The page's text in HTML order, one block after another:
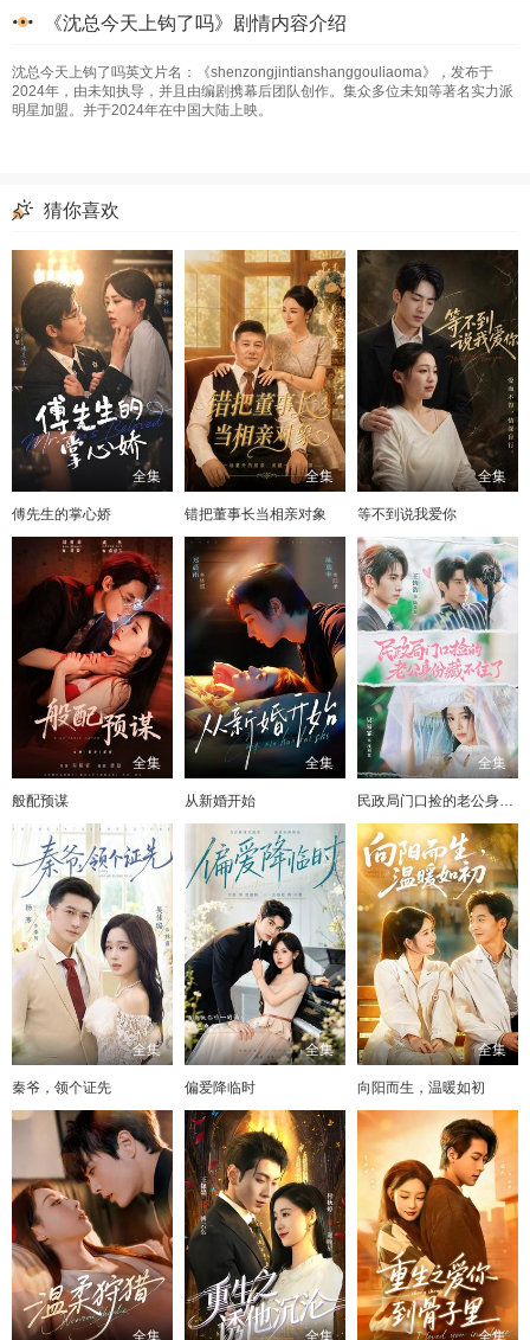
《沈总今天上钩了吗》剧情内容介绍
沈总今天上钩了吗英文片名：《shenzongjintianshanggouliaoma》，发布于
2024年，由未知执导，并且由编剧携幕后团队创作。集众多位未知等著名实力派
明星加盟。并于2024年在中国大陆上映。
猜你喜欢
全集
傅先生的掌心娇
全集
错把董事长当相亲对象
全集
等不到说我爱你
全集
般配预谋
全集
从新婚开始
全集
民政局门口捡的老公身份藏不住了
全集
秦爷，领个证先
全集
偏爱降临时
全集
向阳而生，温暖如初
全集 全集 全集